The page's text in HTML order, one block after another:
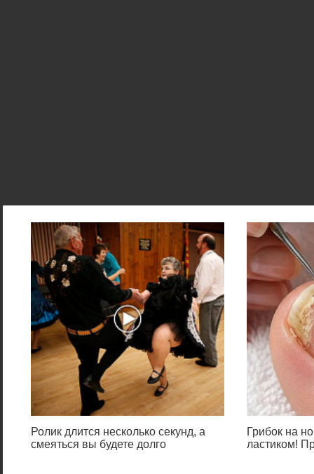
Ролик длится несколько секунд, а
смеяться вы будете долго
Грибок на
ластиком!